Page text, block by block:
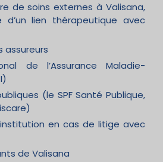
de soins externes à Valisana,
lien thérapeutique avec
assureurs
de l’Assurance Maladie-
(le SPF Santé Publique,
en cas de litige avec
de Valisana